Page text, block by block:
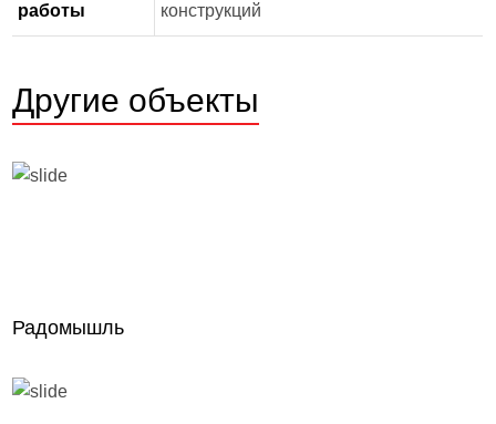
работы
конструкций
Другие объекты
Радомышль